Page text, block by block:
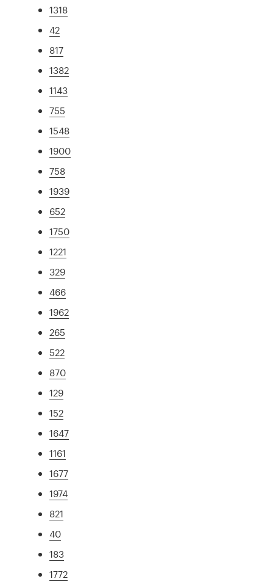
1318
42
817
1382
1143
755
1548
1900
758
1939
652
1750
1221
329
466
1962
265
522
870
129
152
1647
1161
1677
1974
821
40
183
1772